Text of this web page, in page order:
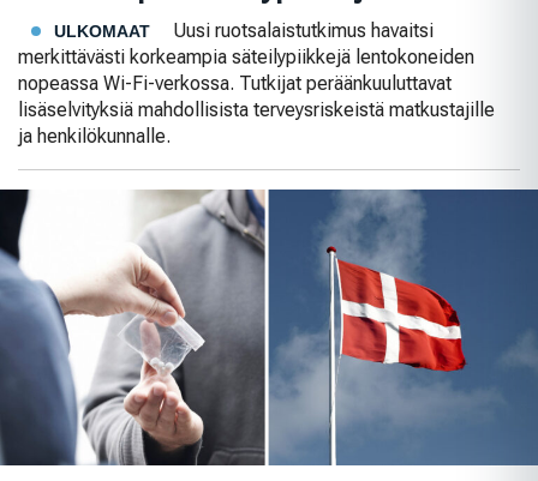
ULKOMAAT
Uusi ruotsalaistutkimus havaitsi
merkittävästi korkeampia säteilypiikkejä lentokoneiden
nopeassa Wi-Fi-verkossa. Tutkijat peräänkuuluttavat
lisäselvityksiä mahdollisista terveysriskeistä matkustajille
ja henkilökunnalle.